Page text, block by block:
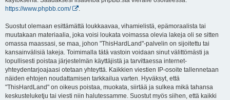
https://www.phpbb.com/
Suostut olemaan esittämättä loukkaavaa, vihamielistä, epämoraalista tai
muutakaan materiaalia, joka voisi loukata voimassa olevia lakeja oli se sitten
omassa maassasi, se maa, johon "ThisHardLand"-palvelin on sijoitettu tai
kansainvälisiä lakeja. Toimimalla tätä vastoin voidaan sinut välittömästi ja
lopullisesti poistaa järjestelmän käyttäjistä ja tarvittaessa internet-
yhteydentarjoajaasi otetaan yhteyttä. Kaikkien viestien IP-osoite tallennetaan
näiden ehtojen noudattamisen tarkkailua varten. Hyväksyt, että
"ThisHardLand" on oikeus poistaa, muokata, siirtää ja sulkea mikä tahansa
keskusteluketju tai viesti niin halutessamme. Suostut myös siihen, että kaikki